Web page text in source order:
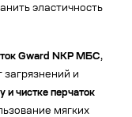
эластичность
Gward NKP МБС,
загрязнений и
и чистке перчаток
мягких